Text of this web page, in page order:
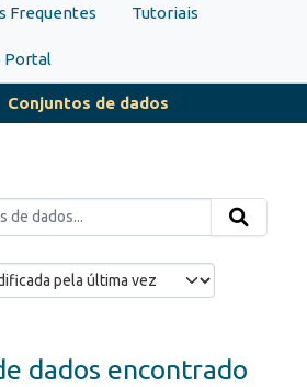
Frequentes Tutoriais
Portal
Conjuntos de dados
dados encontrado